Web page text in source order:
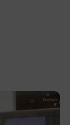
liens de partage
presse